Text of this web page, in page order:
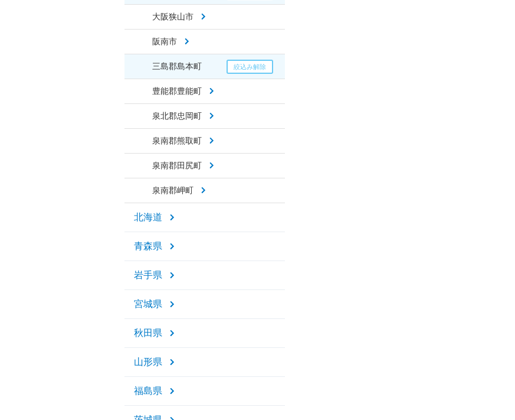
大阪狭山市
阪南市
三島郡島本町
豊能郡豊能町
泉北郡忠岡町
泉南郡熊取町
泉南郡田尻町
泉南郡岬町
北海道
青森県
岩手県
宮城県
秋田県
山形県
福島県